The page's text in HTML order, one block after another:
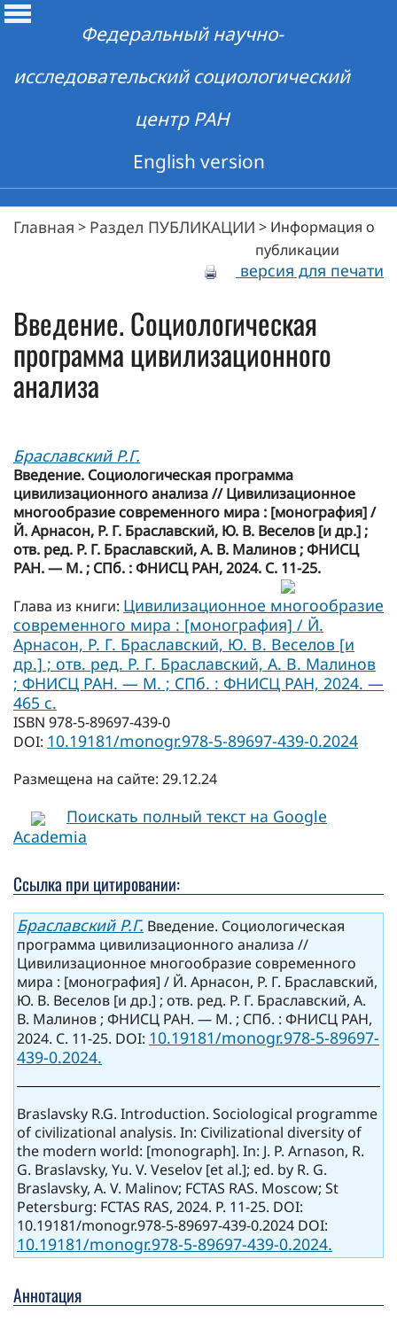
Федеральный научно-
исследовательский социологический
центр РАН
English version
Главная > Раздел ПУБЛИКАЦИИ > Информация о
публикации
версия для печати
Введение. Социологическая
программа цивилизационного
анализа
Браславский Р.Г.
Введение. Социологическая программа
цивилизационного анализа // Цивилизационное
многообразие современного мира : [монография] /
Й. Арнасон, Р. Г. Браславский, Ю. В. Веселов [и др.] ;
отв. ред. Р. Г. Браславский, А. В. Малинов ; ФНИСЦ
РАН. — М. ; СПб. : ФНИСЦ РАН, 2024. C. 11-25.
Глава из книги: Цивилизационное многообразие
современного мира : [монография] / Й.
Арнасон, Р. Г. Браславский, Ю. В. Веселов [и
др.] ; отв. ред. Р. Г. Браславский, А. В. Малинов
; ФНИСЦ РАН. — М. ; СПб. : ФНИСЦ РАН, 2024. —
465 с.
ISBN 978-5-89697-439-0
DOI: 10.19181/monogr.978-5-89697-439-0.2024
Размещена на сайте: 29.12.24
Поискать полный текст на Google
Academia
Ссылка при цитировании:
Браславский Р.Г. Введение. Социологическая
программа цивилизационного анализа //
Цивилизационное многообразие современного
мира : [монография] / Й. Арнасон, Р. Г. Браславский,
Ю. В. Веселов [и др.] ; отв. ред. Р. Г. Браславский, А.
В. Малинов ; ФНИСЦ РАН. — М. ; СПб. : ФНИСЦ РАН,
2024. C. 11-25. DOI: 10.19181/monogr.978-5-89697-
439-0.2024.
Braslavsky R.G. Introduction. Sociological programme
of civilizational analysis. In: Civilizational diversity of
the modern world: [monograph]. In: J. P. Arnason, R.
G. Braslavsky, Yu. V. Veselov [et al.]; ed. by R. G.
Braslavsky, A. V. Malinov; FCTAS RAS. Moscow; St
Petersburg: FCTAS RAS, 2024. P. 11-25. DOI:
10.19181/monogr.978-5-89697-439-0.2024 DOI:
10.19181/monogr.978-5-89697-439-0.2024.
Аннотация